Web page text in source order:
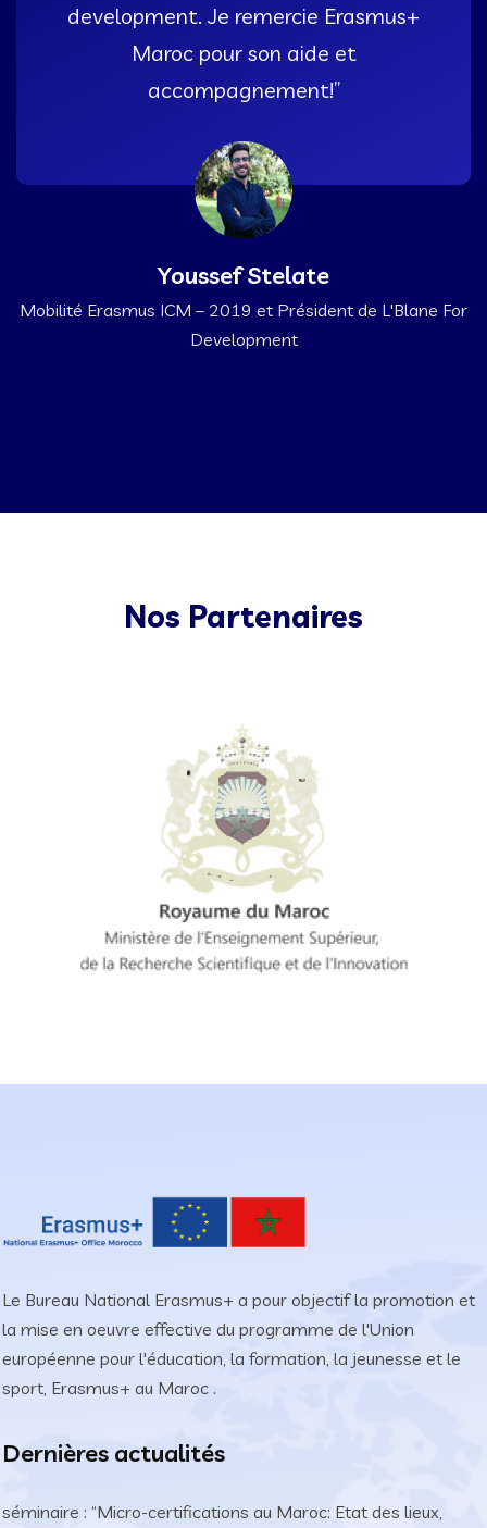
development. Je remercie Erasmus+
Maroc pour son aide et
accompagnement!”
Youssef Stelate
Mobilité Erasmus ICM – 2019 et Président de L'Blane For
Development
Nos Partenaires
Le Bureau National Erasmus+ a pour objectif la promotion et
la mise en oeuvre effective du programme de l'Union
européenne pour l'éducation, la formation, la jeunesse et le
sport, Erasmus+ au Maroc .
Dernières actualités
séminaire : “Micro-certifications au Maroc: Etat des lieux,